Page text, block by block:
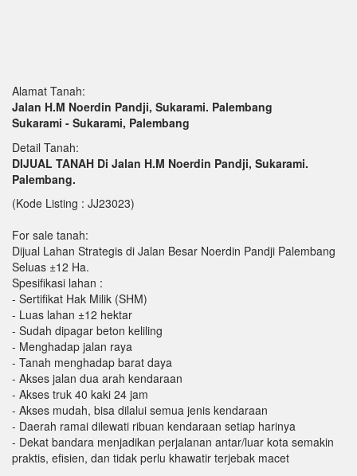
Alamat Tanah:
Jalan H.M Noerdin Pandji, Sukarami. Palembang
Sukarami - Sukarami, Palembang
Detail Tanah:
DIJUAL TANAH Di Jalan H.M Noerdin Pandji, Sukarami.
Palembang.
(Kode Listing : JJ23023)
For sale tanah:
Dijual Lahan Strategis di Jalan Besar Noerdin Pandji Palembang
Seluas ±12 Ha.
Spesifikasi lahan :
- Sertifikat Hak Milik (SHM)
- Luas lahan ±12 hektar
- Sudah dipagar beton keliling
- Menghadap jalan raya
- Tanah menghadap barat daya
- Akses jalan dua arah kendaraan
- Akses truk 40 kaki 24 jam
- Akses mudah, bisa dilalui semua jenis kendaraan
- Daerah ramai dilewati ribuan kendaraan setiap harinya
- Dekat bandara menjadikan perjalanan antar/luar kota semakin
praktis, efisien, dan tidak perlu khawatir terjebak macet